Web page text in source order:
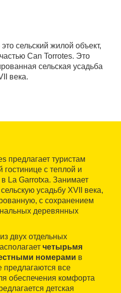
сельский жилой объект,
Can Torrotes. Это
сельская усадьба
века.
предлагает туристам
с теплой и
La Garrotxa. Занимает
усадьбу XVII века,
с сохранением
деревянных
двух отдельных
четырьмя
номерами в
предлагаются все
обеспечения комфорта
детская